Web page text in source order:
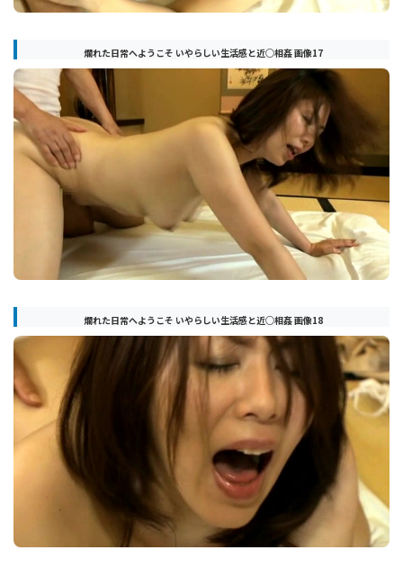
爛れた日常へようこそ いやらしい生活感と近○相姦 画像17
爛れた日常へようこそ いやらしい生活感と近○相姦 画像18